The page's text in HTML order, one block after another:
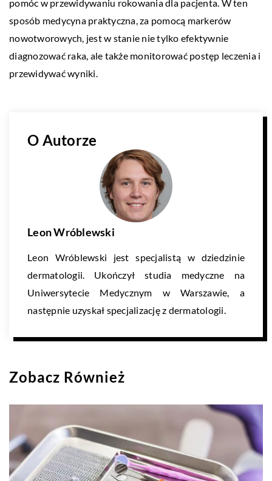
pomóc w przewidywaniu rokowania dla pacjenta. W ten
sposób medycyna praktyczna, za pomocą markerów
nowotworowych, jest w stanie nie tylko efektywnie
diagnozować raka, ale także monitorować postęp leczenia i
przewidywać wyniki.
O Autorze
Leon Wróblewski
Leon Wróblewski jest specjalistą w dziedzinie
dermatologii. Ukończył studia medyczne na
Uniwersytecie Medycznym w Warszawie, a
następnie uzyskał specjalizację z dermatologii.
Zobacz Również